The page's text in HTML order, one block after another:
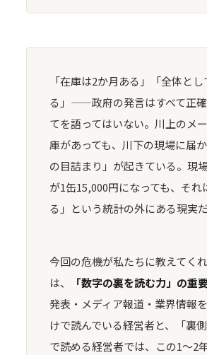
「在庫は2か月ある」「全体と
る」——政府の発言はすべて正
てを語ってはいない。川上のメ
庫があっても、川下の現場に届
の目詰まり」が起きている。現
が1缶15,000円になっても、それ
る」という統計の外にある現実だ
今回の危機が私たちに教えてく
は、
「数字の裏を読む力」の重
発表・メディア報道・業界情報
けで読んでいる経営者と、「裏
で読める経営者では、この1〜2